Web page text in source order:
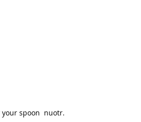
your spoon  nuotr.